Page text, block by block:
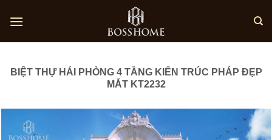
BIỆT THỰ HẢI PHÒNG 4 TẦNG KIẾN TRÚC PHÁP ĐẸP
MẮT KT2232